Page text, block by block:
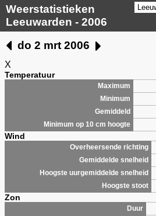
Weerstatistieken
Leeuwarden - 2006
do 2 mrt 2006
X
Temperatuur
Maximum
Minimum
Gemiddeld
Minimum op 10 cm hoogte
Wind
Overheersende richting
Gemiddelde snelheid
Hoogste uurgemiddelde snelheid
Hoogste stoot
Zon
Duur